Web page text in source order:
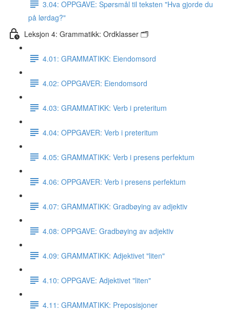
3.04: OPPGAVE: Spørsmål til teksten "Hva gjorde du
på lørdag?"
Leksjon 4: Grammatikk: Ordklasser 🗂
4.01: GRAMMATIKK: Eiendomsord
4.02: OPPGAVER: Eiendomsord
4.03: GRAMMATIKK: Verb i preteritum
4.04: OPPGAVER: Verb i preteritum
4.05: GRAMMATIKK: Verb i presens perfektum
4.06: OPPGAVER: Verb i presens perfektum
4.07: GRAMMATIKK: Gradbøying av adjektiv
4.08: OPPGAVE: Gradbøying av adjektiv
4.09: GRAMMATIKK: Adjektivet "liten"
4.10: OPPGAVE: Adjektivet "liten"
4.11: GRAMMATIKK: Preposisjoner